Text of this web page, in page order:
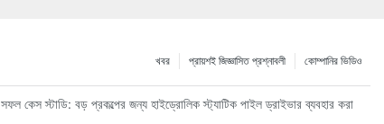
কোম্পানির ভিডিও
প্রায়শই জিজ্ঞাসিত প্রশ্নাবলী
খবর
সফল কেস স্টাডি: বড় প্রকল্পের জন্য হাইড্রোলিক স্ট্যাটিক পাইল ড্রাইভার ব্যবহার করা